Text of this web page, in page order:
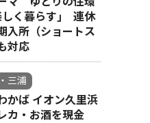
しく暮らす｣ 連休
入所（ショートス
対応
三浦
かば イオン久里浜
・お酒を現金